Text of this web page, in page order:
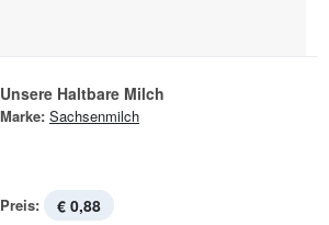
Unsere Haltbare Milch
Marke: Sachsenmilch
Preis: € 0,88